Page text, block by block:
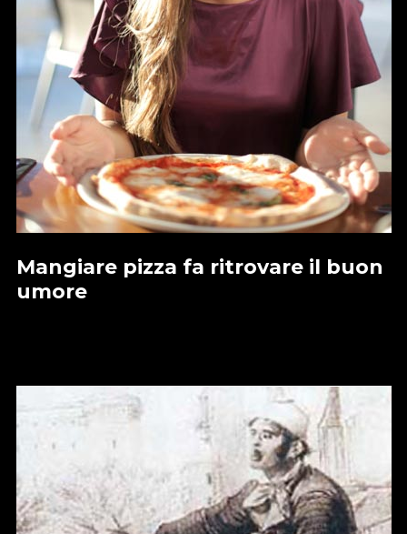
Mangiare pizza fa ritrovare il buon
umore